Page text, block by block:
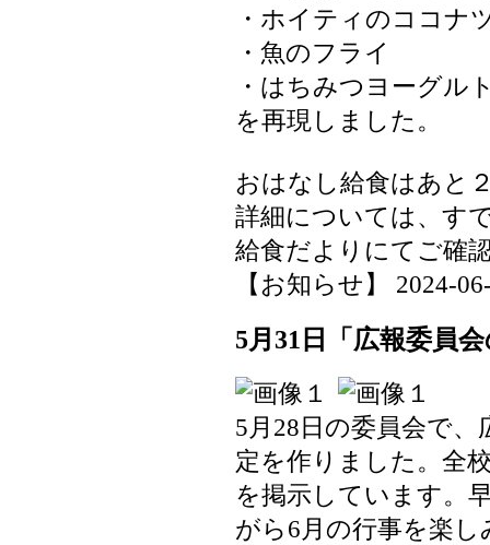
・ホイティのココナ
・魚のフライ
・はちみつヨーグル
を再現しました。
おはなし給食はあと
詳細については、す
給食だよりにてご確
【お知らせ】 2024-
5月31日「広報委員
5月28日の委員会で
定を作りました。全
を掲示しています。
がら6月の行事を楽